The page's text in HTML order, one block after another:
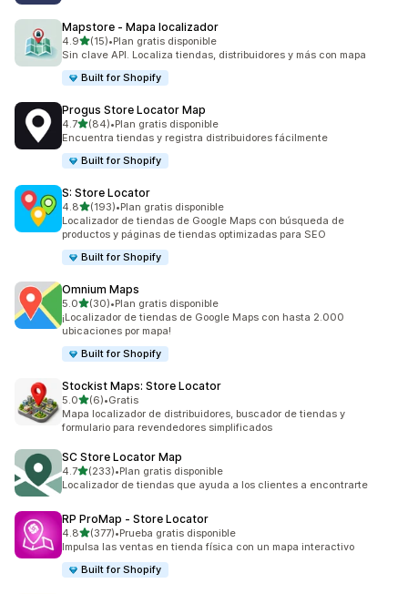
Mapstore ‑ Mapa localizador
4.9de 5 estrellas
(15)
15 reseñas en total
•Plan gratis disponible
Sin clave API. Localiza tiendas, distribuidores y más con mapa
Built for Shopify
Progus Store Locator Map
4.7de 5 estrellas
(84)
84 reseñas en total
•Plan gratis disponible
Encuentra tiendas y registra distribuidores fácilmente
Built for Shopify
S: Store Locator
4.8de 5 estrellas
(193)
193 reseñas en total
•Plan gratis disponible
Localizador de tiendas de Google Maps con búsqueda de
productos y páginas de tiendas optimizadas para SEO
Built for Shopify
Omnium Maps
5.0de 5 estrellas
(30)
30 reseñas en total
•Plan gratis disponible
¡Localizador de tiendas de Google Maps con hasta 2.000
ubicaciones por mapa!
Built for Shopify
Stockist Maps: Store Locator
5.0de 5 estrellas
(6)
6 reseñas en total
•Gratis
Mapa localizador de distribuidores, buscador de tiendas y
formulario para revendedores simplificados
SC Store Locator Map
4.7de 5 estrellas
(233)
233 reseñas en total
•Plan gratis disponible
Localizador de tiendas que ayuda a los clientes a encontrarte
RP ProMap ‑ Store Locator
4.8de 5 estrellas
(377)
377 reseñas en total
•Prueba gratis disponible
Impulsa las ventas en tienda física con un mapa interactivo
Built for Shopify